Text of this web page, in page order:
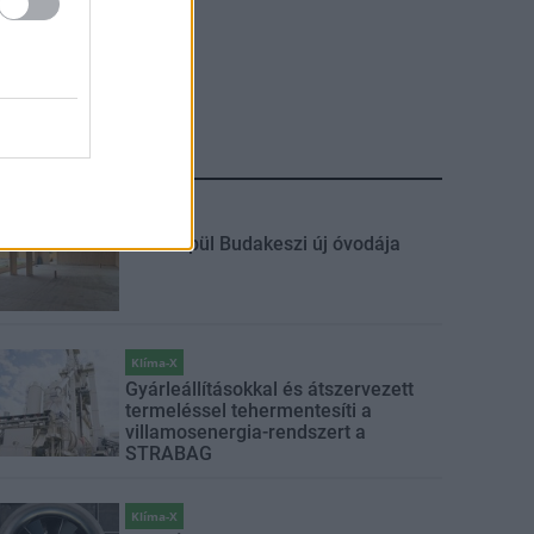
Fából épül Budakeszi új óvodája
Klíma-X
Gyárleállításokkal és átszervezett
termeléssel tehermentesíti a
villamosenergia-rendszert a
STRABAG
Klíma-X